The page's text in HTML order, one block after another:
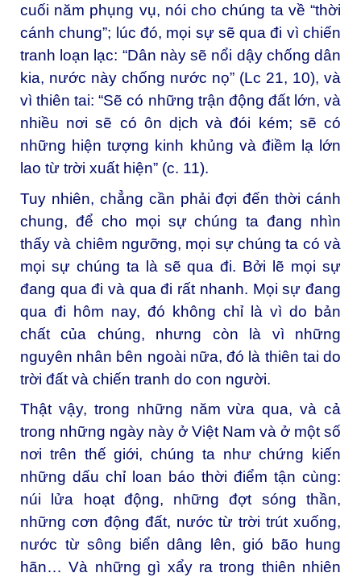
cuối năm phụng vụ, nói cho chúng ta về “thời
cánh chung”; lúc đó, mọi sự sẽ qua đi vì chiến
tranh loạn lạc: “Dân này sẽ nổi dậy chống dân
kia, nước này chống nước nọ” (Lc 21, 10), và
vì thiên tai: “Sẽ có những trận động đất lớn, và
nhiều nơi sẽ có ôn dịch và đói kém; sẽ có
những hiện tượng kinh khủng và điềm lạ lớn
lao từ trời xuất hiện” (c. 11).
Tuy nhiên, chẳng cần phải đợi đến thời cánh
chung, để cho mọi sự chúng ta đang nhìn
thấy và chiêm ngưỡng, mọi sự chúng ta có và
mọi sự chúng ta là sẽ qua đi. Bởi lẽ mọi sự
đang qua đi và qua đi rất nhanh. Mọi sự đang
qua đi hôm nay, đó không chỉ là vì do bản
chất của chúng, nhưng còn là vì những
nguyên nhân bên ngoài nữa, đó là thiên tai do
trời đất và chiến tranh do con người.
Thật vậy, trong những năm vừa qua, và cả
trong những ngày này ở Việt Nam và ở một số
nơi trên thế giới, chúng ta như chứng kiến
những dấu chỉ loan báo thời điểm tận cùng:
núi lửa hoạt động, những đợt sóng thần,
những cơn động đất, nước từ trời trút xuống,
nước từ sông biển dâng lên, gió bão hung
hãn… Và những gì xẩy ra trong thiên nhiên